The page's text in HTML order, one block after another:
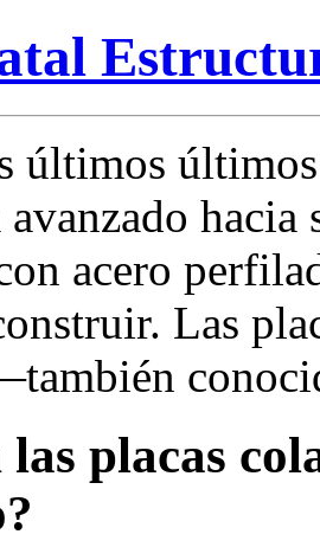
últimos
avanzado
acero
Las
las placas